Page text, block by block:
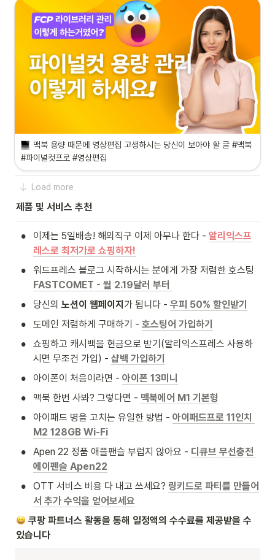
맥북 용량 때문에 영상편집 고생하시는 당신이 보아야 할 글 #맥북
#파이널컷프로 #영상편집
Load more
제품 및 서비스 추천
• 이제는 5일배송! 해외직구 이제 아무나 한다 - 알리익스프
레스로 최저가로 쇼핑하자!
•
워드프레스 블로그 시작하시는 분에게 가장 저렴한 호스팅
FASTCOMET - 월 2.19달러 부터
• 당신의 노션이 웹페이지 가 됩니다 - 우피 50% 할인받기
• 도메인 저렴하게 구매하기 - 호스팅어 가입하기
•
쇼핑하고 캐시백을 현금으로 받기(알리익스프레스 사용하
시면 무조건 가입) - 샵백 가입하기
• 아이폰이 처음이라면 - 아이폰 13미니
• 맥북 한번 사봐? 그렇다면 - 맥북에어 M1 기본형
• 아이패드 병을 고치는 유일한 방법 - 아이패드프로 11인치
M2 128GB Wi-Fi
• Apen 22 정품 애플팬슬 부럽지 않아요 - 디큐브 무선충전
에이펜슬 Apen22
• OTT 서비스 비용 다 내고 쓰세요? 링키드로 파티를 만들어
서 추가 수익을 얻어보세요
쿠팡 파트너스 활동을 통해 일정액의 수수료를 제공받을 수
있습니다